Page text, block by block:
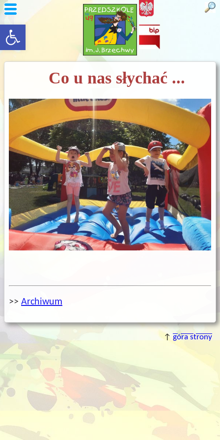
rozwiń/zwiń panel
Co u nas słychać ...
>> Archiwum
↑ góra strony